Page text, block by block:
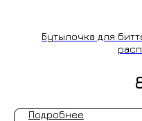
Бутылочка для
Подробнее